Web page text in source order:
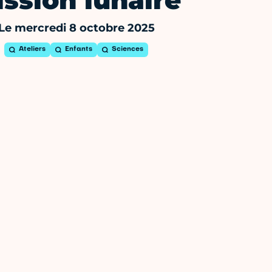
mercredi 8 octobre 2025
Ateliers Enfants Sciences